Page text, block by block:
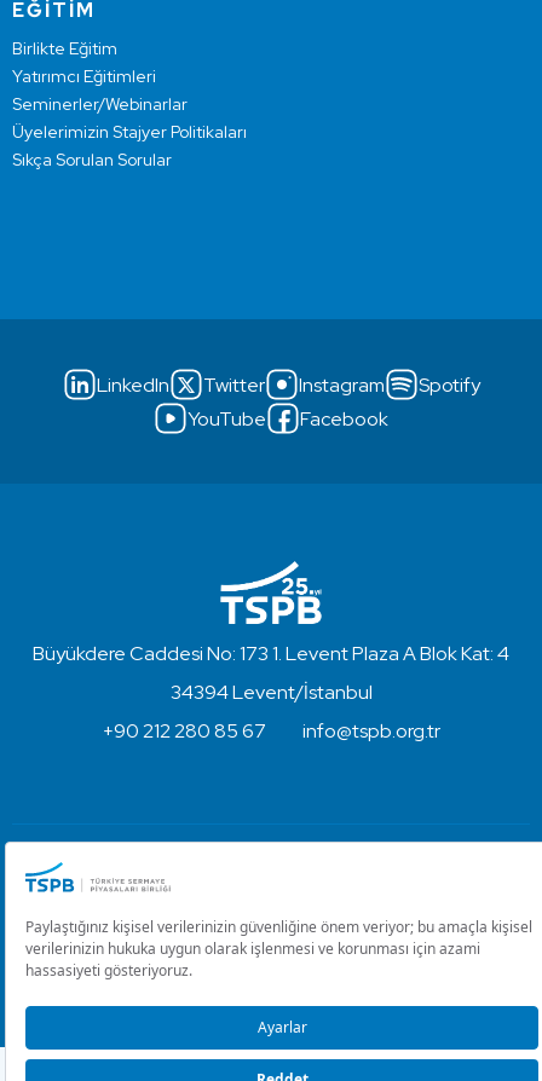
EĞİTİM
Birlikte Eğitim
Yatırımcı Eğitimleri
Seminerler/Webinarlar
Üyelerimizin Stajyer Politikaları
Sıkça Sorulan Sorular
LinkedIn Twitter Instagram
Spotify
YouTube
Facebook
Büyükdere Caddesi No: 173 1. Levent Plaza A Blok Kat: 4
34394 Levent/İstanbul
+90 212 280 85 67
info@tspb.org.tr
Kullanım Koşulları ve Gizlilik
Çerez Ayarlarını Düzenle